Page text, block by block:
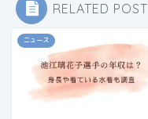
RELATED POST
ニュース